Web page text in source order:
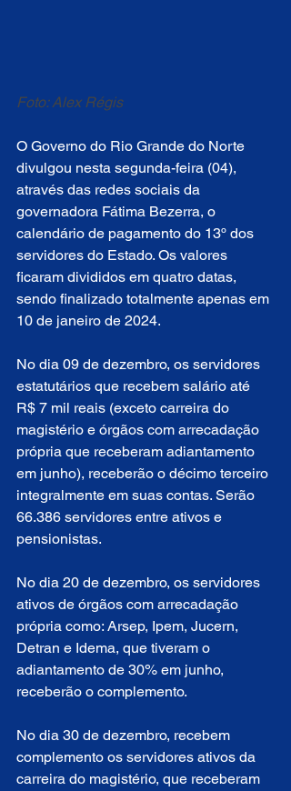
Foto: Alex Régis
O Governo do Rio Grande do Norte
divulgou nesta segunda-feira (04),
através das redes sociais da
governadora Fátima Bezerra, o
calendário de pagamento do 13º dos
servidores do Estado. Os valores
ficaram divididos em quatro datas,
sendo finalizado totalmente apenas em
10 de janeiro de 2024.
No dia 09 de dezembro, os servidores
estatutários que recebem salário até
R$ 7 mil reais (exceto carreira do
magistério e órgãos com arrecadação
própria que receberam adiantamento
em junho), receberão o décimo terceiro
integralmente em suas contas. Serão
66.386 servidores entre ativos e
pensionistas.
No dia 20 de dezembro, os servidores
ativos de órgãos com arrecadação
própria como: Arsep, Ipem, Jucern,
Detran e Idema, que tiveram o
adiantamento de 30% em junho,
receberão o complemento.
No dia 30 de dezembro, recebem
complemento os servidores ativos da
carreira do magistério, que receberam